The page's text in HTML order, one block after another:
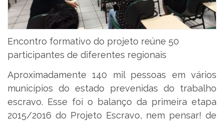
Encontro formativo do projeto reúne 50
participantes de diferentes regionais
Aproximadamente 140 mil pessoas em vários
municípios do estado prevenidas do trabalho
escravo. Esse foi o balanço da primeira etapa
2015/2016 do Projeto Escravo, nem pensar! de